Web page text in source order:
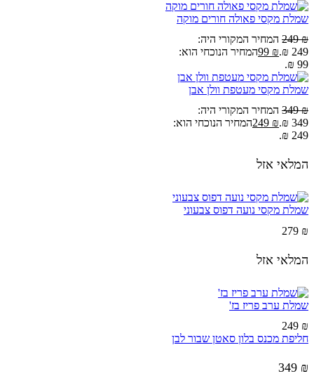
שמלת מקסי פאולה חורים מוקה
249₪
המחיר המקורי היה:
249 ₪.
99 ₪
המחיר הנוכחי הוא:
99 ₪.
שמלת מקסי מעטפת וולן אבן
349₪
המחיר המקורי היה:
349 ₪.
249 ₪
המחיר הנוכחי הוא:
249 ₪.
המלאי אזל
שמלת מקסי נועה דפוס צבעוני
279 ₪
המלאי אזל
שמלת ערב פריז בז'
249 ₪
חליפת מכנס בלון סאטן שבור לבן
349 ₪